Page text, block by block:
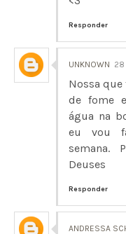
Responder
UNKNOWN 28
Nossa
de fome
água na
eu vou
semana.
Deuses
Responder
ANDRESSA